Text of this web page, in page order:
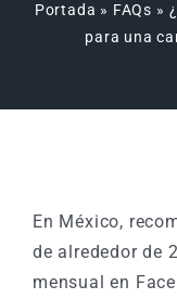
Portada » FAQs »
para una
En México,
de alrededor de
mensual en